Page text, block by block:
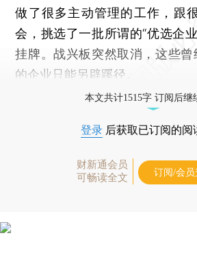
做了很多主动管理的工作，跟
会，挑选了一批所谓的“优选企
挂牌。战兴板突然取消，这些曾
的企业只能另辟蹊径。
本文共计1515字 订阅后继
登录 后获取已订阅的阅
财新通会员
可畅读全文
订阅/会员